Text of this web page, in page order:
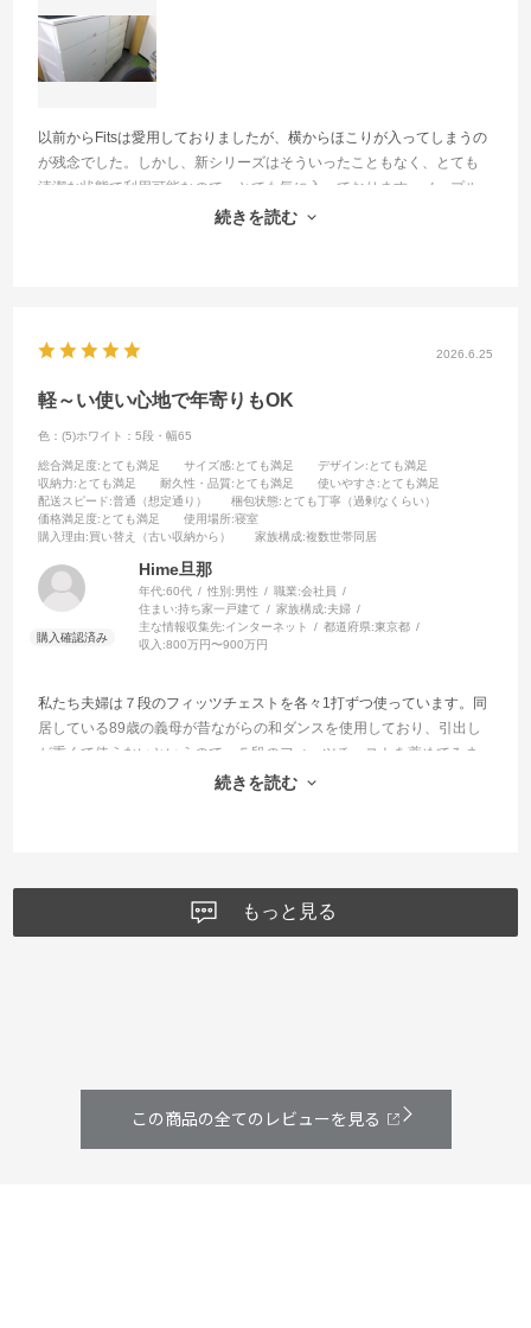
以前からFitsは愛用しておりましたが、横からほこりが入ってしまうの
が残念でした。しかし、新シリーズはそういったこともなく、とても
清潔な状態で利用可能なので、とても気に入っております。メープル
が生産中止になったのが残念ですが、継続して利用していきたいと考
続きを読む
2026.6.25
軽～い使い心地で年寄りもOK
色：(5)ホワイト：5段・幅65
総合満足度:とても満足 サイズ感:とても満足 デザイン:とても満足
収納力:とても満足 耐久性・品質:とても満足 使いやすさ :とても満足
配送スピード:普通（想定通り） 梱包状態:とても丁寧（過剰なくらい）
価格満足度:とても満足 使用場所:寝室
購入理由:買い替え（古い収納から） 家族構成:複数世帯同居
Hime旦那
年代:60代 性別:男性 職業:会社員
住まい:持ち家一戸建て 家族構成:夫婦
主な情報収集先:インターネット 都道府県:東京都
収入:800万円〜900万円
私たち夫婦は７段のフィッツチェストを各々1打ずつ使っています。同
居している89歳の義母が昔ながらの和ダンスを使用しており、引出し
が重くて使えないというので、５段のフィッツチェストを薦めてみま
した。義母は大満足。引出が軽く、いっぱい入るからとてもありがた
続きを読む
もっと見る
この商品の全てのレビューを見る